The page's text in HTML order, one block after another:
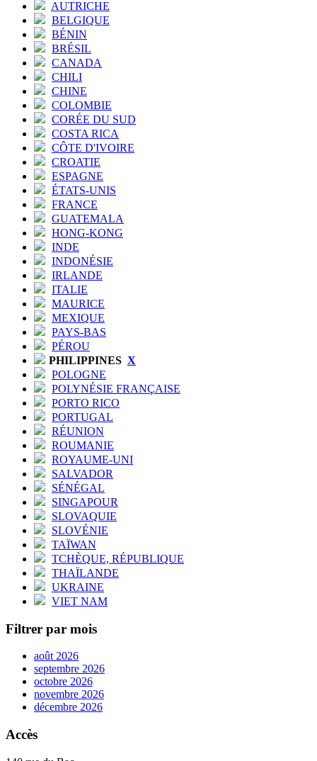
AUTRICHE
BELGIQUE
BÉNIN
BRÉSIL
CANADA
CHILI
CHINE
COLOMBIE
CORÉE DU SUD
COSTA RICA
CÔTE D'IVOIRE
CROATIE
ESPAGNE
ÉTATS-UNIS
FRANCE
GUATEMALA
HONG-KONG
INDE
INDONÉSIE
IRLANDE
ITALIE
MAURICE
MEXIQUE
PAYS-BAS
PÉROU
PHILIPPINES X
POLOGNE
POLYNÉSIE FRANÇAISE
PORTO RICO
PORTUGAL
RÉUNION
ROUMANIE
ROYAUME-UNI
SALVADOR
SÉNÉGAL
SINGAPOUR
SLOVAQUIE
SLOVÉNIE
TAÏWAN
TCHÈQUE, RÉPUBLIQUE
THAÏLANDE
UKRAINE
VIET NAM
Filtrer par mois
août 2026
septembre 2026
octobre 2026
novembre 2026
décembre 2026
Accès